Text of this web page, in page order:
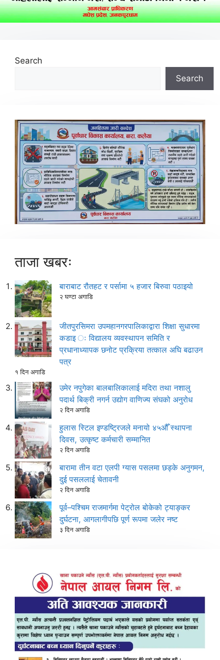
Search
Search
ताजा खबरः
बाराबाट रौतहट र पर्सामा ५ हजार बिरुवा पठाइयो
२ घण्टा अगाडि
जीतपुरसिमरा उपमहानगरपालिकाद्वारा शिक्षा सुधारमा
कडाइ ः विद्यालय व्यवस्थापन समिति र
प्रधानाध्यापक छनोट प्रक्रिया तत्काल अघि बढाउन
पत्र
१ दिन अगाडि
उमेर नपुगेका बालबालिकालाई मदिरा तथा नशालु
पदार्थ बिक्री नगर्न उद्योग वाणिज्य संघको अनुरोध
२ दिन अगाडि
हुलास स्टिल इण्डष्ट्रिजले मनायो ४५औँ स्थापना
दिवस, उत्कृष्ट कर्मचारी सम्मानित
२ दिन अगाडि
बारामा तीन वटा एलपी ग्यास पसलमा छड्के अनुगमन,
दुई पसललाई चेतावनी
२ दिन अगाडि
पूर्व–पश्चिम राजमार्गमा पेट्रोल बोकेको ट्याङ्कर
दुर्घटना, आगलागीपछि पूर्ण रूपमा जलेर नष्ट
३ दिन अगाडि